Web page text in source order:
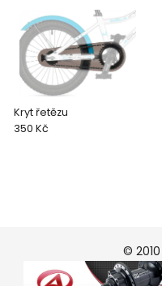
Kryt řetězu
350 Kč
© 2010